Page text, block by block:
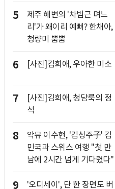
5
제주 해변의 '차범근 며느
리'가 왜이리 예뻐? 한채아,
청량미 뿜뿜
6 [사진]김희애, 우아한 미소
7
[사진]김희애, 청담룩의 정
석
8
악뮤 이수현, '김성주子' 김
민국과 스위스 여행 "첫 만
남에 2시간 넘게 기다렸다"
9 '오디세이', 단 한 장면도 버